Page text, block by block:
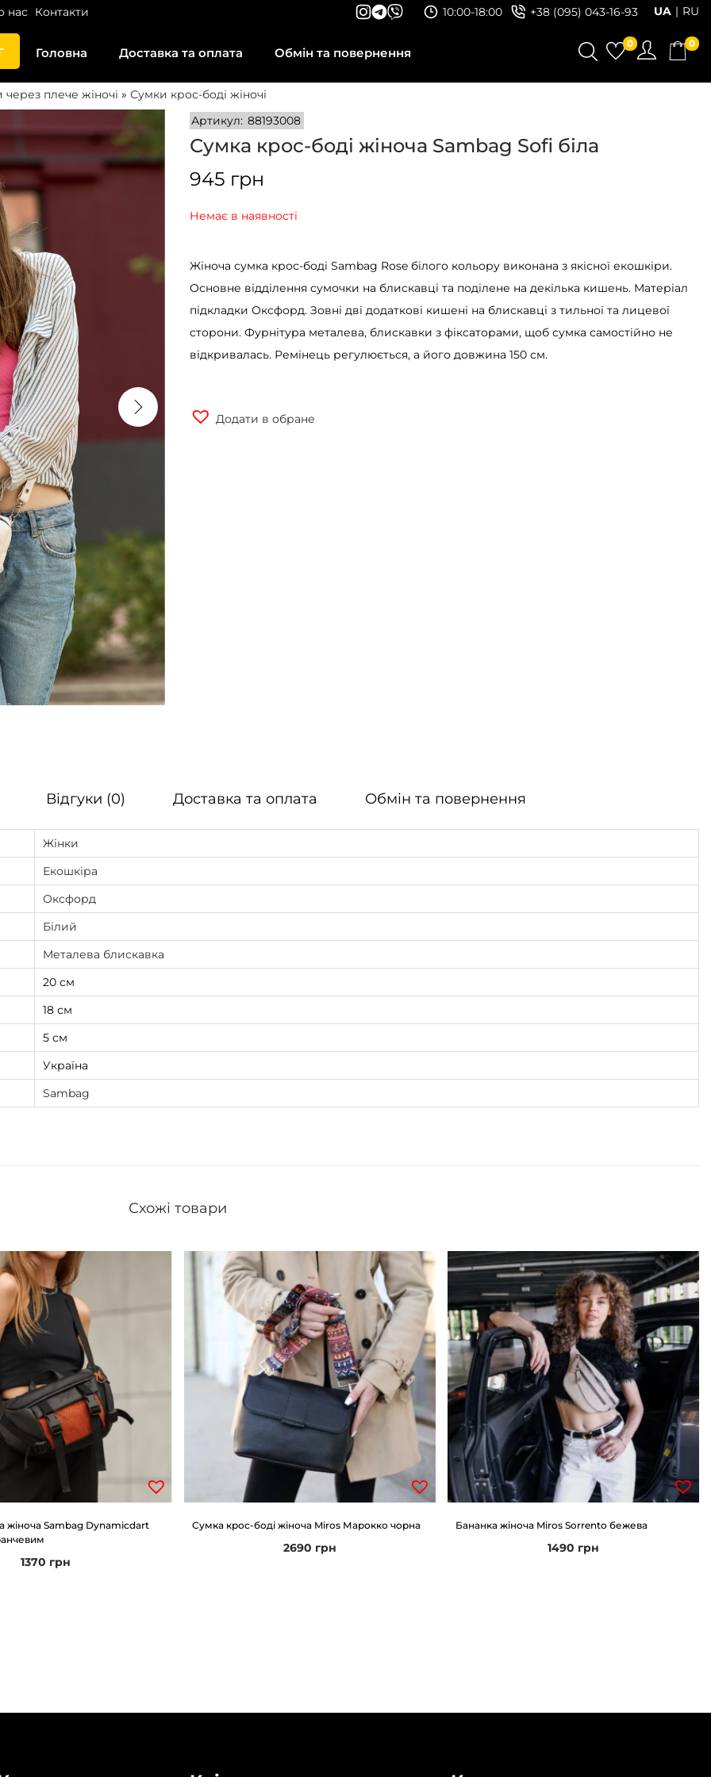
нас Контакти 10:00-18:00 +38 (095) 043-16-93 UA RU
Головна Доставка та оплата Обмін та повернення
0 0
плече жіночі » Сумки крос-боді жіночі
Артикул: 88193008
Сумка крос-боді жіноча Sambag Sofi біла
945 грн
Немає в наявності
Жіноча сумка крос-боді Sambag Rose білого кольору виконана з якісної екошкіри.
Основне відділення сумочки на блискавці та поділене на декілька кишень. Матеріал
підкладки Оксфорд. Зовні дві додаткові кишені на блискавці з тильної та лицевої
сторони. Фурнітура металева, блискавки з фіксаторами, щоб сумка самостійно не
відкривалась. Ремінець регулюється, а його довжина 150 см.
Додати в обране
Відгуки (0) Доставка та оплата Обмін та повернення
Жінки
Екошкіра
Оксфорд
Білий
Металева блискавка
20 см
18 см
5 см
Україна
Sambag
Схожі товари
жіноча Sambag Dynamicdart
1370 грн
Сумка крос-боді жіноча Miros Марокко чорна
2690 грн
Бананка жіноча Miros Sorrento бежева
1490 грн